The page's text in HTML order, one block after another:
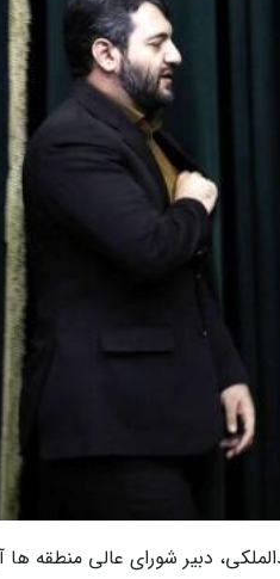
دبیر شورای عالی منطقه ها